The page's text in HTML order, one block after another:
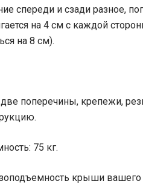
спереди и сзади разное,
на 4 см с каждой
на 8 см).
поперечины, крепежи,
75 кг.
крыши